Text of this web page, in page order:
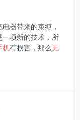
器带来的束缚，
一项新的技术，所
机有损害，那么无